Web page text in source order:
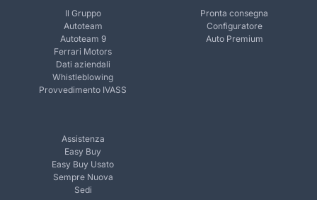
Il Gruppo
Autoteam
Autoteam 9
Ferrari Motors
Dati aziendali
Whistleblowing
Provvedimento IVASS
Pronta consegna
Configuratore
Auto Premium
Assistenza
Easy Buy
Easy Buy Usato
Sempre Nuova
Sedi